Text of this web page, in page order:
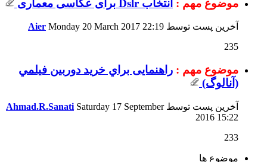
موضوع مهم : انتخاب Dslr برای عکاسی معماری
آخرین پست توسط Aier Monday 20 March 2017 22:19
235
موضوع مهم : راهنمایی براي خرید دوربین فيلمي
(آنالوگ)
آخرین پست توسط Ahmad.R.Sanati Saturday 17 September
2016 15:22
233
موضوع ها